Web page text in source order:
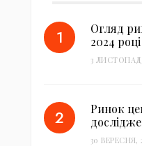
Огляд
2024
3
Ринок
30 ВЕРЕСНЯ,